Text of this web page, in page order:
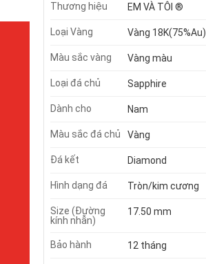
Thương hiệu EM VÀ TÔI ®
Loại Vàng Vàng 18K(75%Au)
Màu sắc vàng Vàng màu
Loại đá chủ Sapphire
Dành cho Nam
Màu sắc đá chủ Vàng
Đá kết Diamond
Hình dạng đá Tròn/kim cương
Size (Đường
kính nhẫn)
17.50 mm
Bảo hành 12 tháng